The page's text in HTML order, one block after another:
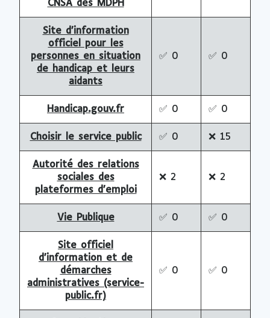
CNSA des MDPH
Site d’information
officiel pour les
personnes en situation
de handicap et leurs
aidants
✅ 0 ✅ 0
Handicap.gouv.fr ✅ 0 ✅ 0
Choisir le service public ✅ 0 ❌ 15
Autorité des relations
sociales des
plateformes d’emploi
❌ 2 ❌ 2
Vie Publique ✅ 0 ✅ 0
Site officiel
d’information et de
démarches
administratives (service-
public.fr)
✅ 0 ✅ 0